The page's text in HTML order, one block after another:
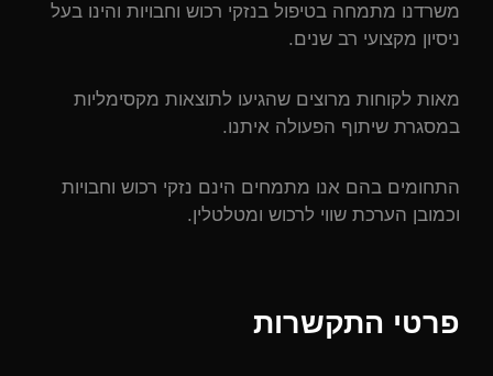
משרדנו מתמחה בטיפול בנזקי רכוש וחבויות והינו בעל
ניסיון מקצועי רב שנים.
מאות לקוחות מרוצים שהגיעו לתוצאות מקסימליות
במסגרת שיתוף הפעולה איתנו.
התחומים בהם אנו מתמחים הינם נזקי רכוש וחבויות
וכמובן הערכת שווי לרכוש ומטלטלין.
פרטי התקשרות